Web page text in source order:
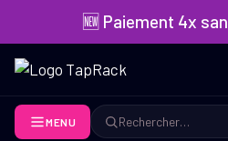
contenu
🆕 Paiement 4x
MENU
Rechercher